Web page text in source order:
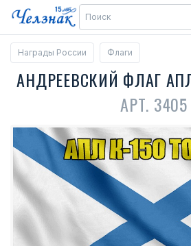
Награды России Флаги
АНДРЕЕВСКИЙ ФЛАГ
АРТ. 3405